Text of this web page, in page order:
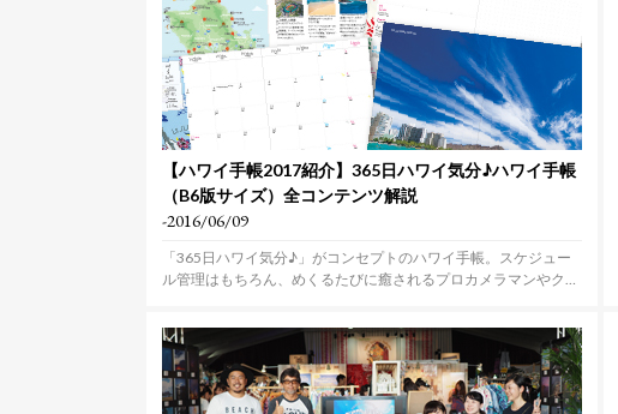
【ハワイ手帳2017紹介】365日ハワイ気分♪ハワイ手帳
（B6版サイズ）全コンテンツ解説
-2016/06/09
「365日ハワイ気分♪」がコンセプトのハワイ手帳。スケジュー
ル管理はもちろん、めくるたびに癒されるプロカメラマンやクラ